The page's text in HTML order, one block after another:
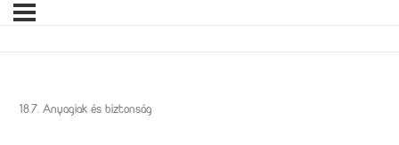
18.7. Anyagiak és biztonság